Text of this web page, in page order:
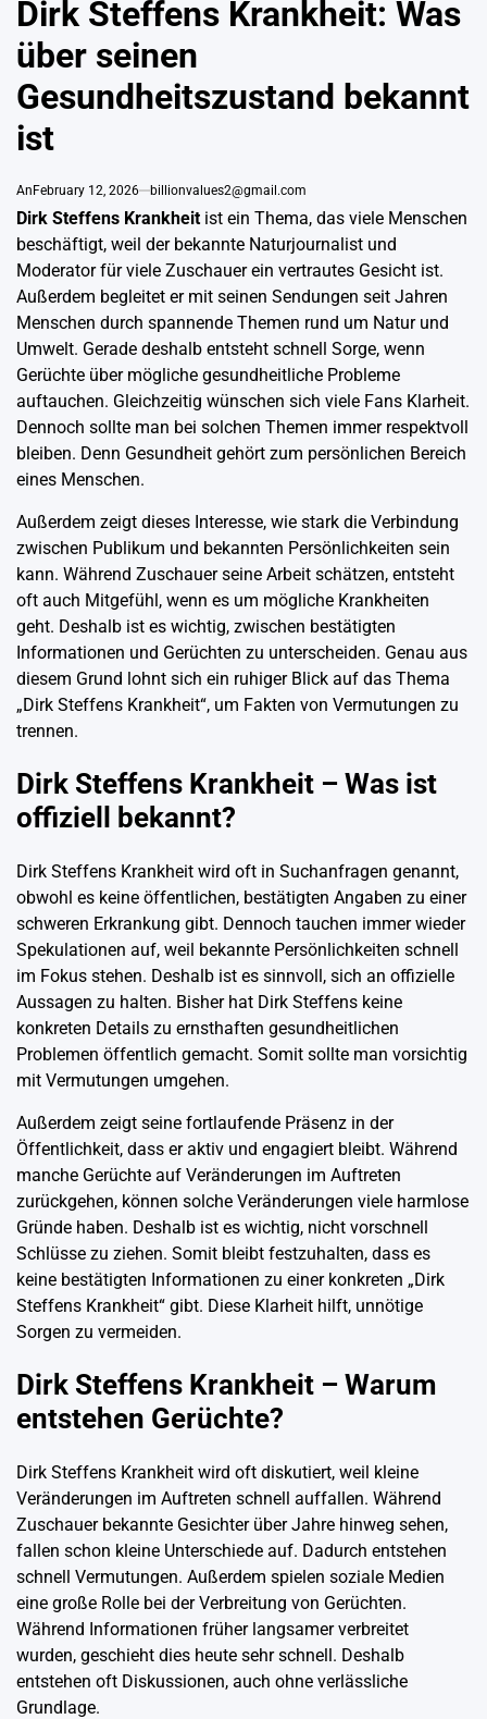
Dirk Steffens Krankheit: Was
über seinen
Gesundheitszustand bekannt
ist
AnFebruary 12, 2026 billionvalues2@gmail.com
Dirk Steffens Krankheit ist ein Thema, das viele Menschen
beschäftigt, weil der bekannte Naturjournalist und
Moderator für viele Zuschauer ein vertrautes Gesicht ist.
Außerdem begleitet er mit seinen Sendungen seit Jahren
Menschen durch spannende Themen rund um Natur und
Umwelt. Gerade deshalb entsteht schnell Sorge, wenn
Gerüchte über mögliche gesundheitliche Probleme
auftauchen. Gleichzeitig wünschen sich viele Fans Klarheit.
Dennoch sollte man bei solchen Themen immer respektvoll
bleiben. Denn Gesundheit gehört zum persönlichen Bereich
eines Menschen.
Außerdem zeigt dieses Interesse, wie stark die Verbindung
zwischen Publikum und bekannten Persönlichkeiten sein
kann. Während Zuschauer seine Arbeit schätzen, entsteht
oft auch Mitgefühl, wenn es um mögliche Krankheiten
geht. Deshalb ist es wichtig, zwischen bestätigten
Informationen und Gerüchten zu unterscheiden. Genau aus
diesem Grund lohnt sich ein ruhiger Blick auf das Thema
„Dirk Steffens Krankheit“, um Fakten von Vermutungen zu
trennen.
Dirk Steffens Krankheit – Was ist
offiziell bekannt?
Dirk Steffens Krankheit wird oft in Suchanfragen genannt,
obwohl es keine öffentlichen, bestätigten Angaben zu einer
schweren Erkrankung gibt. Dennoch tauchen immer wieder
Spekulationen auf, weil bekannte Persönlichkeiten schnell
im Fokus stehen. Deshalb ist es sinnvoll, sich an offizielle
Aussagen zu halten. Bisher hat Dirk Steffens keine
konkreten Details zu ernsthaften gesundheitlichen
Problemen öffentlich gemacht. Somit sollte man vorsichtig
mit Vermutungen umgehen.
Außerdem zeigt seine fortlaufende Präsenz in der
Öffentlichkeit, dass er aktiv und engagiert bleibt. Während
manche Gerüchte auf Veränderungen im Auftreten
zurückgehen, können solche Veränderungen viele harmlose
Gründe haben. Deshalb ist es wichtig, nicht vorschnell
Schlüsse zu ziehen. Somit bleibt festzuhalten, dass es
keine bestätigten Informationen zu einer konkreten „Dirk
Steffens Krankheit“ gibt. Diese Klarheit hilft, unnötige
Sorgen zu vermeiden.
Dirk Steffens Krankheit – Warum
entstehen Gerüchte?
Dirk Steffens Krankheit wird oft diskutiert, weil kleine
Veränderungen im Auftreten schnell auffallen. Während
Zuschauer bekannte Gesichter über Jahre hinweg sehen,
fallen schon kleine Unterschiede auf. Dadurch entstehen
schnell Vermutungen. Außerdem spielen soziale Medien
eine große Rolle bei der Verbreitung von Gerüchten.
Während Informationen früher langsamer verbreitet
wurden, geschieht dies heute sehr schnell. Deshalb
entstehen oft Diskussionen, auch ohne verlässliche
Grundlage.